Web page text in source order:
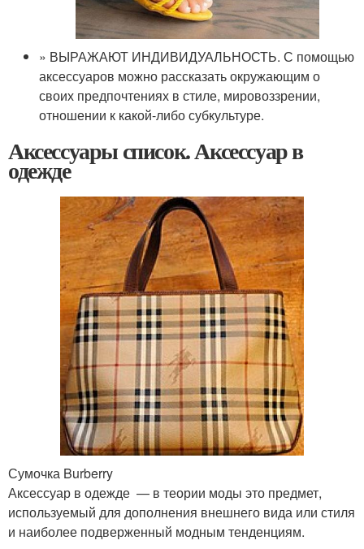
» ВЫРАЖАЮТ ИНДИВИДУАЛЬНОСТЬ. С помощью
аксессуаров можно рассказать окружающим о
своих предпочтениях в стиле, мировоззрении,
отношении к какой-либо субкультуре.
Аксессуары список. Аксессуар в
одежде
Сумочка Burberry
Аксессуар в одежде — в теории моды это предмет,
используемый для дополнения внешнего вида или стиля
и наиболее подверженный модным тенденциям.